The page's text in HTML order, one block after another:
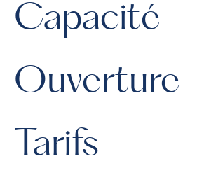
Capacité
Ouverture
Tarifs